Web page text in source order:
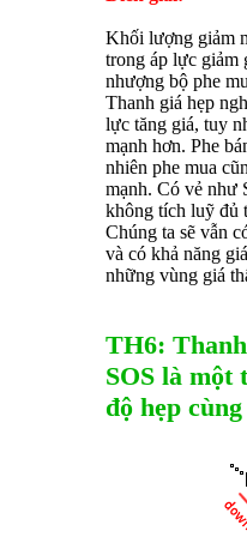
Khối lượng giảm
trong áp lực giảm
nhượng bộ phe
Thanh giá hẹp
lực tăng giá, tuy
mạnh hơn. Phe
nhiên phe mua
mạnh. Có vẻ như
không tích luỹ đủ
Chúng ta sẽ vẫn
và có khả năng
những vùng giá
TH6:
SOS là một
độ hẹp